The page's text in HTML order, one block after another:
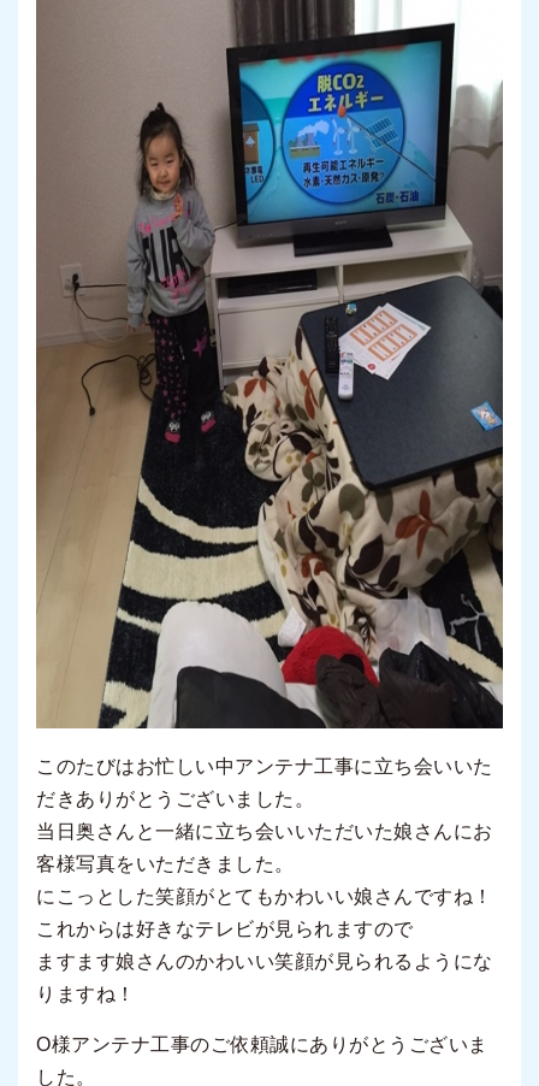
このたびはお忙しい中アンテナ工事に立ち会いいた
だきありがとうございました。
当日奥さんと一緒に立ち会いいただいた娘さんにお
客様写真をいただきました。
にこっとした笑顔がとてもかわいい娘さんですね！
これからは好きなテレビが見られますので
ますます娘さんのかわいい笑顔が見られるようにな
りますね！
O様アンテナ工事のご依頼誠にありがとうございま
した。